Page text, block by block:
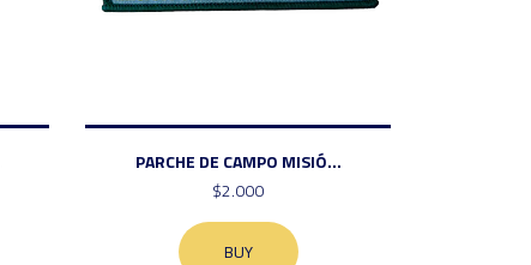
PARCHE DE CAMPO MISIÓ...
$2.000
BUY